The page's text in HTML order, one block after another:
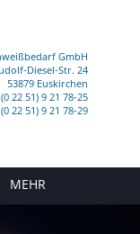
GmbH
Diesel-Str. 24
53879 Euskirchen
22 51) 9 21 78-25
22 51) 9 21 78-29
MEHR